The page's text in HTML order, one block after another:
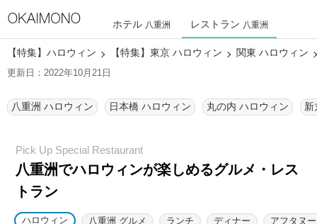
ホテル 八重洲 レストラン 八重洲
【特集】ハロウィン 【特集】東京 ハロウィン 関東 ハロウィン
更新日：2022年10月21日
八重洲 ハロウィン 日本橋 ハロウィン 丸の内 ハロウィン
八重洲でハロウィンが楽しめるグルメ・レス
トラン
ハロウィン 八重洲 グルメ ランチ ディナー アフタヌ